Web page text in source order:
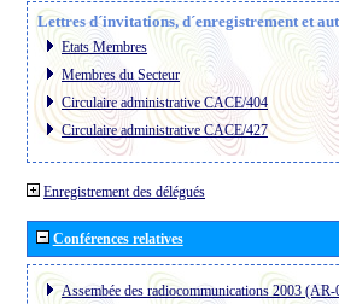
Lettres d´invitations, d´enregistrement et
Etats Membres
Membres du Secteur
Circulaire administrative CACE/404
Circulaire administrative CACE/427
Enregistrement des délégués
Conférences relatives
Assembée des radiocommunications 2003 (AR-